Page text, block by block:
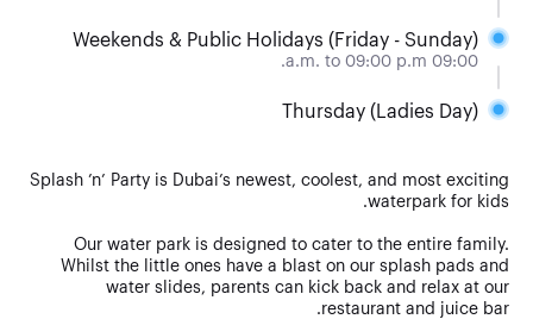
Weekends & Public Holidays (Friday - Sunday)
09:00 a.m. to 09:00 p.m.
Thursday (Ladies Day)
Splash ’n’ Party is Dubai’s newest, coolest, and most exciting
waterpark for kids.
Our water park is designed to cater to the entire family.
Whilst the little ones have a blast on our splash pads and
water slides, parents can kick back and relax at our
restaurant and juice bar.